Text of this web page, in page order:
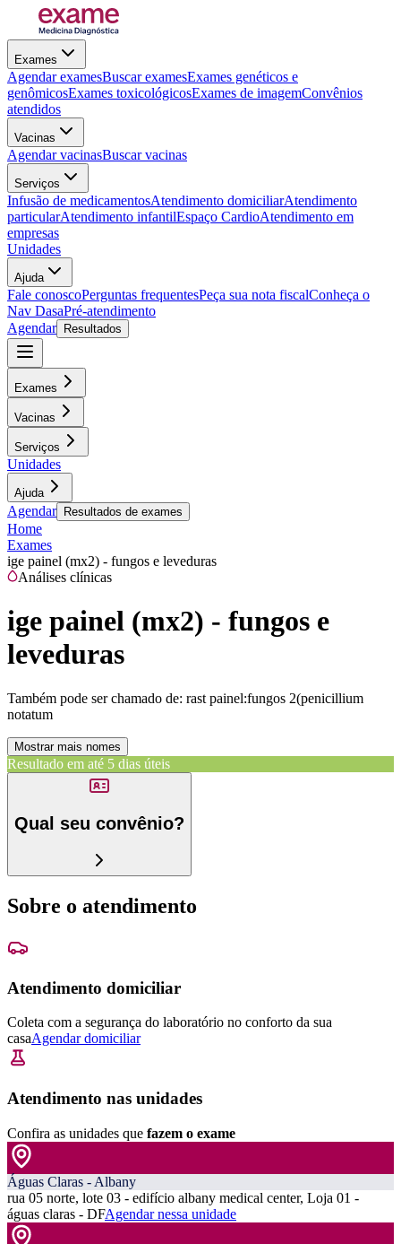
Exames
Agendar examesBuscar examesExames genéticos e
genômicosExames toxicológicosExames de imagemConvênios
atendidos
Vacinas
Agendar vacinasBuscar vacinas
Serviços
Infusão de medicamentosAtendimento domiciliarAtendimento
particularAtendimento infantilEspaço CardioAtendimento em
empresas
Unidades
Ajuda
Fale conoscoPerguntas frequentesPeça sua nota fiscalConheça o
Nav DasaPré-atendimento
Agendar
Resultados
Exames
Vacinas
Serviços
Unidades
Ajuda
Agendar Resultados de exames
Home
Exames
ige painel (mx2) - fungos e leveduras
Análises clínicas
ige painel (mx2) - fungos e
leveduras
Também pode ser chamado de: rast painel:fungos 2(penicillium
notatum
Mostrar mais nomes
Resultado em até 5 dias úteis
Qual seu convênio?
Sobre o atendimento
Atendimento domiciliar
Coleta com a segurança do laboratório no conforto da sua
casaAgendar domiciliar
Atendimento nas unidades
Confira as unidades que fazem o exame
Águas Claras - Albany
rua 05 norte, lote 03 - edifício albany medical center, Loja 01 -
águas claras - DFAgendar nessa unidade